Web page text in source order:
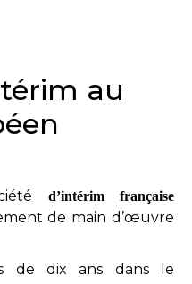
au
d’intérim française
de main d’œuvre
de dix ans dans le